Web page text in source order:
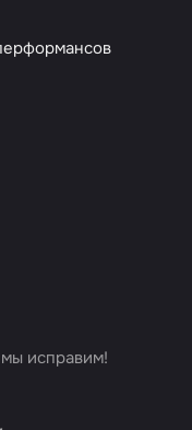
исправим!